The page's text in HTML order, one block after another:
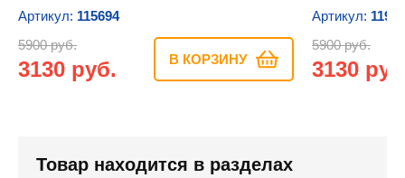
Артикул: 115694
5900 руб.
3130 руб. В КОРЗИНУ
Артикул:
5900 руб.
3130
Товар находится в разделах